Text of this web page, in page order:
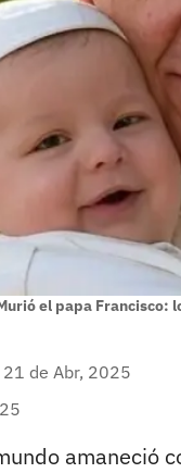
el papa Francisco:
21 de Abr, 2025
amaneció